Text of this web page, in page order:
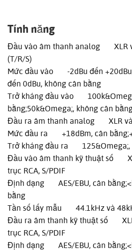
Tính năng
Đầu vào âm thanh analog XLR
(T/R/S)
Mức đầu vào -2dBu đến
đến 0dBu, không cân bằng
Trở kháng đầu vào
bằng;50k&Omega;, không cân
Đầu ra âm thanh analog XLR và
Mức đầu ra +18dBm, cân
Trở kháng đầu ra 125&Omega;,
Đầu vào âm thanh kỹ thuật số
trục RCA, S/PDIF
Định dạng AES/EBU, cân
bằng
Tần số lấy mẫu 44.1kHz và
Đầu ra âm thanh kỹ thuật số
trục RCA, S/PDIF
Định dạng AES/EBU, cân